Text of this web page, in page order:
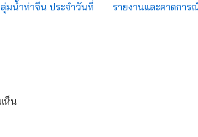
มน้ำท่าจีน ประจำวันที่
รายงานและคาดกา
ห็น